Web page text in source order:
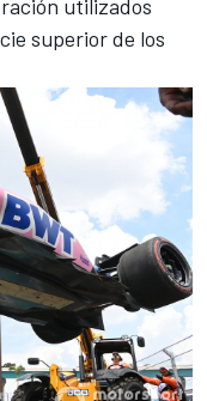
utilizados
superior de los